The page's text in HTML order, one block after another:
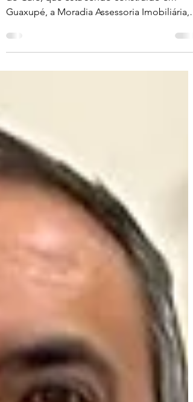
do Café, que está sendo construído em
Guaxupé, a Moradia Assessoria Imobiliária,
dirigida por...